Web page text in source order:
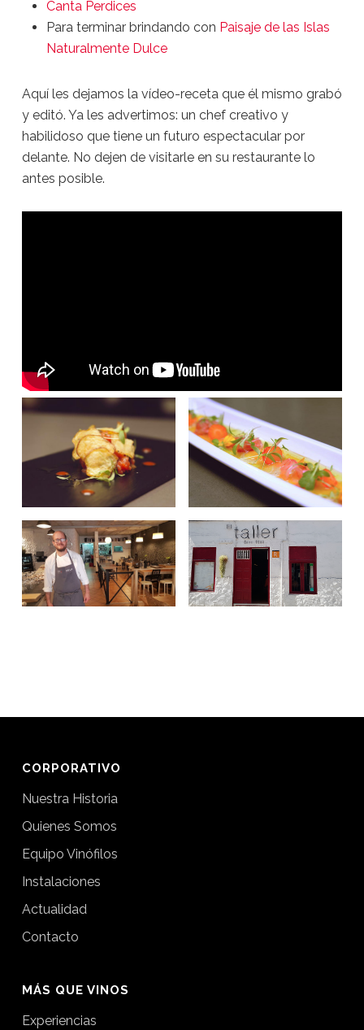
Canta Perdices
Para terminar brindando con Paisaje de las Islas
Naturalmente Dulce
Aquí les dejamos la vídeo-receta que él mismo grabó
y editó. Ya les advertimos: un chef creativo y
habilidoso que tiene un futuro espectacular por
delante. No dejen de visitarle en su restaurante lo
antes posible.
CORPORATIVO
Nuestra Historia
Quienes Somos
Equipo Vinófilos
Instalaciones
Actualidad
Contacto
MÁS QUE VINOS
Experiencias